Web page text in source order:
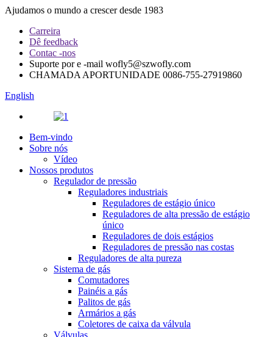
Ajudamos o mundo a crescer desde 1983
Carreira
Dê feedback
Contac -nos
Suporte por e -mail wofly5@szwofly.com
CHAMADA APORTUNIDADE 0086-755-27919860
English
Bem-vindo
Sobre nós
Vídeo
Nossos produtos
Regulador de pressão
Reguladores industriais
Reguladores de estágio único
Reguladores de alta pressão de estágio
único
Reguladores de dois estágios
Reguladores de pressão nas costas
Reguladores de alta pureza
Sistema de gás
Comutadores
Painéis a gás
Palitos de gás
Armários a gás
Coletores de caixa da válvula
Válvulas